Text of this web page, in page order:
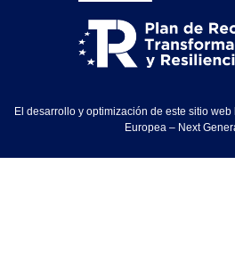
El desarrollo y optimización de este sitio
Europea – Next